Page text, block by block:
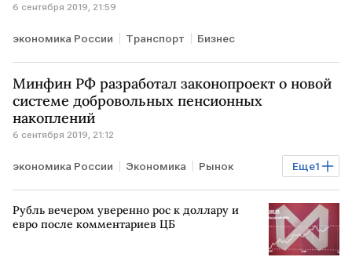
6 сентября 2019, 21:59
экономика России Транспорт Бизнес
Минфин РФ разработал законопроект о новой
системе добровольных пенсионных
накоплений
6 сентября 2019, 21:12
Еще1
экономика России Экономика Рынок
Пенсии
Рубль вечером уверенно рос к доллару и
евро после комментариев ЦБ